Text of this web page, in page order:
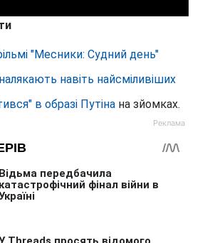
"Месники: Судний день"
навіть найсміливіших
в образі Путіна на зйомках.